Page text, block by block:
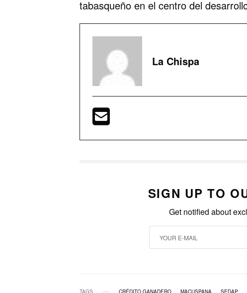
tabasqueño en el centro del
La Chispa
SIGN UP TO
Get notified about
TAGS CRÉDITO GANADERO MACUSPANA SEDAP